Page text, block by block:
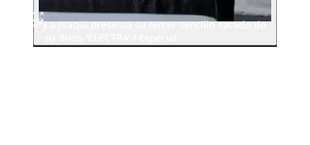
La Joaqui presenta su tercer sencillo sacado de